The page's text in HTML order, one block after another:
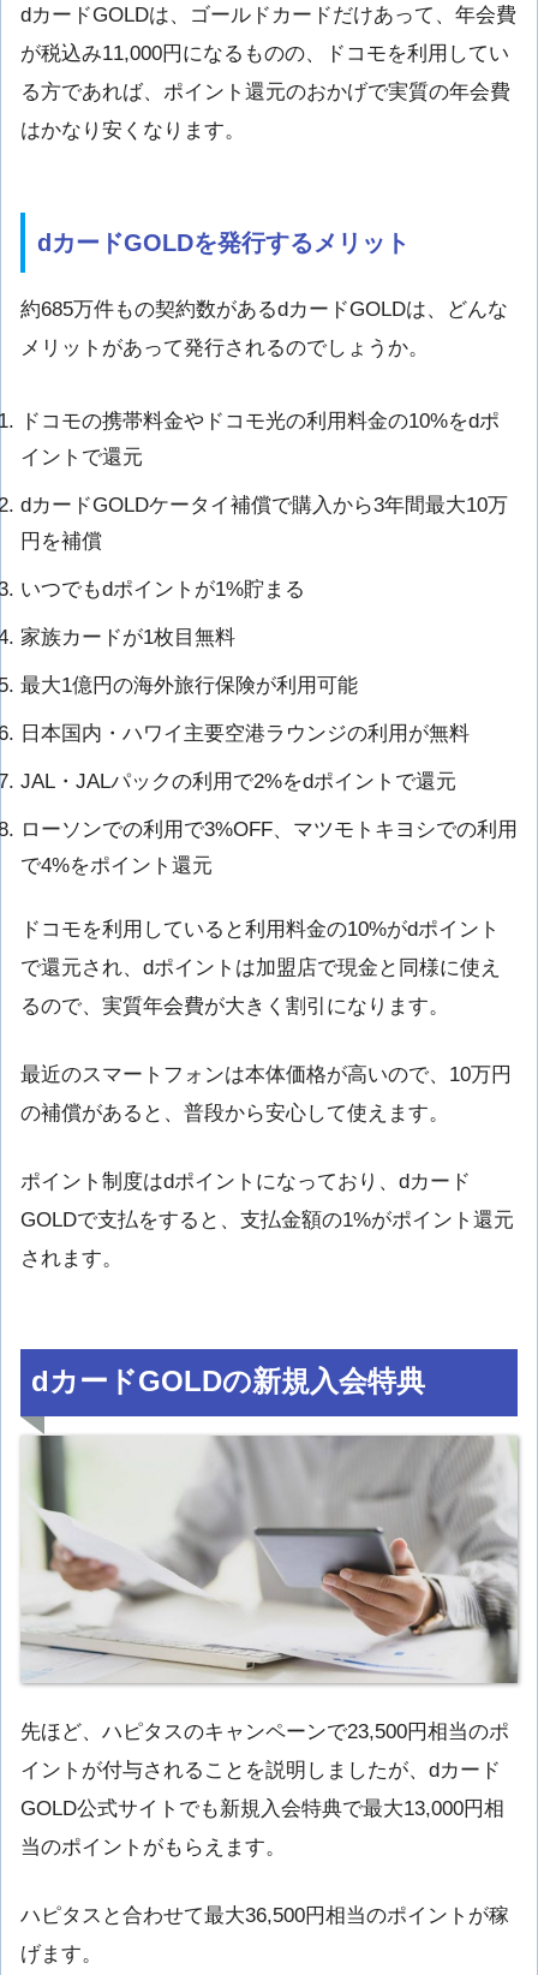
dカードGOLDは、ゴールドカードだけあって、年会費
が税込み11,000円になるものの、ドコモを利用してい
る方であれば、ポイント還元のおかげで実質の年会費
はかなり安くなります。
dカードGOLDを発行するメリット
約685万件もの契約数があるdカードGOLDは、どんな
メリットがあって発行されるのでしょうか。
ドコモの携帯料金やドコモ光の利用料金の10%をdポ
イントで還元
dカードGOLDケータイ補償で購入から3年間最大10万
円を補償
いつでもdポイントが1%貯まる
家族カードが1枚目無料
最大1億円の海外旅行保険が利用可能
日本国内・ハワイ主要空港ラウンジの利用が無料
JAL・JALパックの利用で2%をdポイントで還元
ローソンでの利用で3%OFF、マツモトキヨシでの利用
で4%をポイント還元
ドコモを利用していると利用料金の10%がdポイント
で還元され、dポイントは加盟店で現金と同様に使え
るので、実質年会費が大きく割引になります。
最近のスマートフォンは本体価格が高いので、10万円
の補償があると、普段から安心して使えます。
ポイント制度はdポイントになっており、dカード
GOLDで支払をすると、支払金額の1%がポイント還元
されます。
dカードGOLDの新規入会特典
先ほど、ハピタスのキャンペーンで23,500円相当のポ
イントが付与されることを説明しましたが、dカード
GOLD公式サイトでも新規入会特典で最大13,000円相
当のポイントがもらえます。
ハピタスと合わせて最大36,500円相当のポイントが稼
げます。